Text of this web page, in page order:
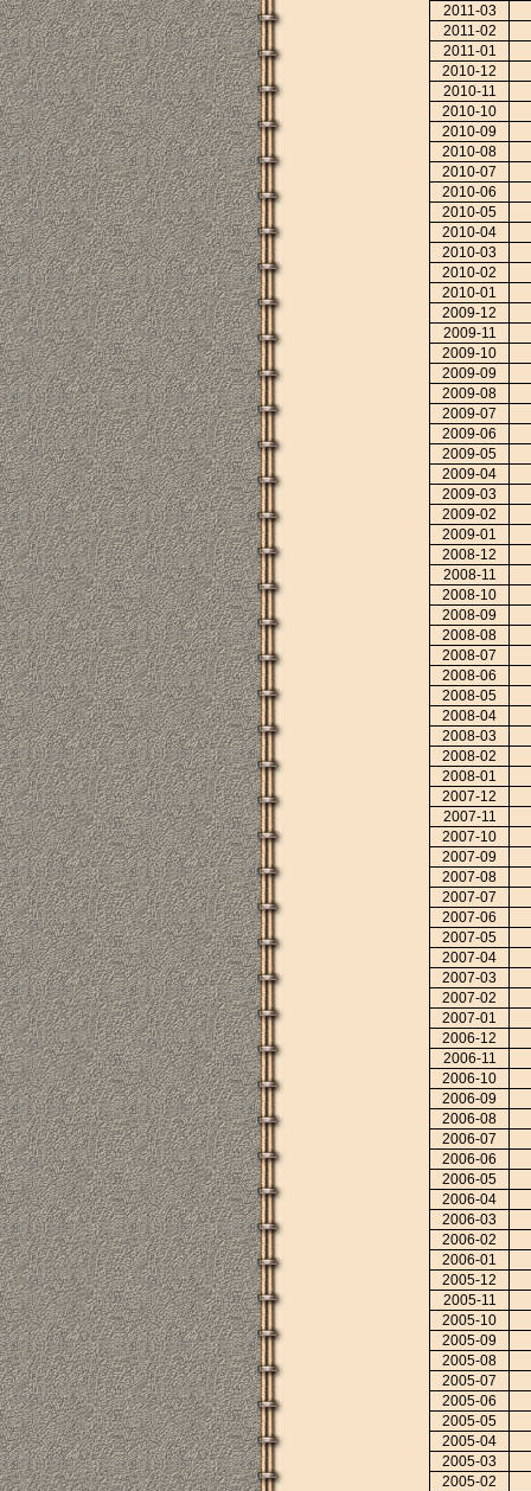
2011-03
2011-02
2011-01
2010-12
2010-11
2010-10
2010-09
2010-08
2010-07
2010-06
2010-05
2010-04
2010-03
2010-02
2010-01
2009-12
2009-11
2009-10
2009-09
2009-08
2009-07
2009-06
2009-05
2009-04
2009-03
2009-02
2009-01
2008-12
2008-11
2008-10
2008-09
2008-08
2008-07
2008-06
2008-05
2008-04
2008-03
2008-02
2008-01
2007-12
2007-11
2007-10
2007-09
2007-08
2007-07
2007-06
2007-05
2007-04
2007-03
2007-02
2007-01
2006-12
2006-11
2006-10
2006-09
2006-08
2006-07
2006-06
2006-05
2006-04
2006-03
2006-02
2006-01
2005-12
2005-11
2005-10
2005-09
2005-08
2005-07
2005-06
2005-05
2005-04
2005-03
2005-02